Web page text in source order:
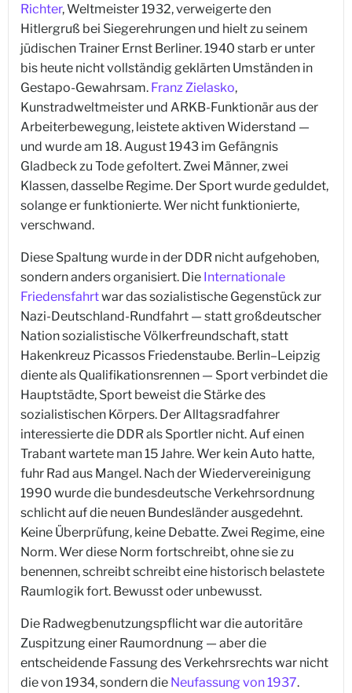
Richter, Weltmeister 1932, verweigerte den
Hitlergruß bei Siegerehrungen und hielt zu seinem
jüdischen Trainer Ernst Berliner. 1940 starb er unter
bis heute nicht vollständig geklärten Umständen in
Gestapo-Gewahrsam. Franz Zielasko,
Kunstradweltmeister und ARKB-Funktionär aus der
Arbeiterbewegung, leistete aktiven Widerstand —
und wurde am 18. August 1943 im Gefängnis
Gladbeck zu Tode gefoltert. Zwei Männer, zwei
Klassen, dasselbe Regime. Der Sport wurde geduldet,
solange er funktionierte. Wer nicht funktionierte,
verschwand.
Diese Spaltung wurde in der DDR nicht aufgehoben,
sondern anders organisiert. Die Internationale
Friedensfahrtwar das sozialistische Gegenstück zur
Nazi-Deutschland-Rundfahrt — statt großdeutscher
Nation sozialistische Völkerfreundschaft, statt
Hakenkreuz Picassos Friedenstaube. Berlin–Leipzig
diente als Qualifikationsrennen — Sport verbindet die
Hauptstädte, Sport beweist die Stärke des
sozialistischen Körpers. Der Alltagsradfahrer
interessierte die DDR als Sportler nicht. Auf einen
Trabant wartete man 15 Jahre. Wer kein Auto hatte,
fuhr Rad aus Mangel. Nach der Wiedervereinigung
1990 wurde die bundesdeutsche Verkehrsordnung
schlicht auf die neuen Bundesländer ausgedehnt.
Keine Überprüfung, keine Debatte. Zwei Regime, eine
Norm. Wer diese Norm fortschreibt, ohne sie zu
benennen, schreibt schreibt eine historisch belastete
Raumlogik fort. Bewusst oder unbewusst.
Die Radwegbenutzungspflicht war die autoritäre
Zuspitzung einer Raumordnung — aber die
entscheidende Fassung des Verkehrsrechts war nicht
die von 1934, sondern die Neufassung von 1937.